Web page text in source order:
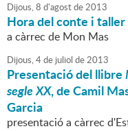
Dijous,8 d'agostde2013
Hora del conte i
a càrrec de Mon Mas
Dijous,4de juliol de2013
Presentació del llibre
segle XX, de Camil
Garcia
presentació a càrrec